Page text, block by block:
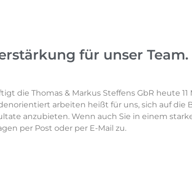
für unser Team.
die Thomas & Markus Steffens GbR heute
arbeiten heißt für uns, sich auf
anzubieten. Wenn auch Sie in einem
per Post oder per E-Mail zu.